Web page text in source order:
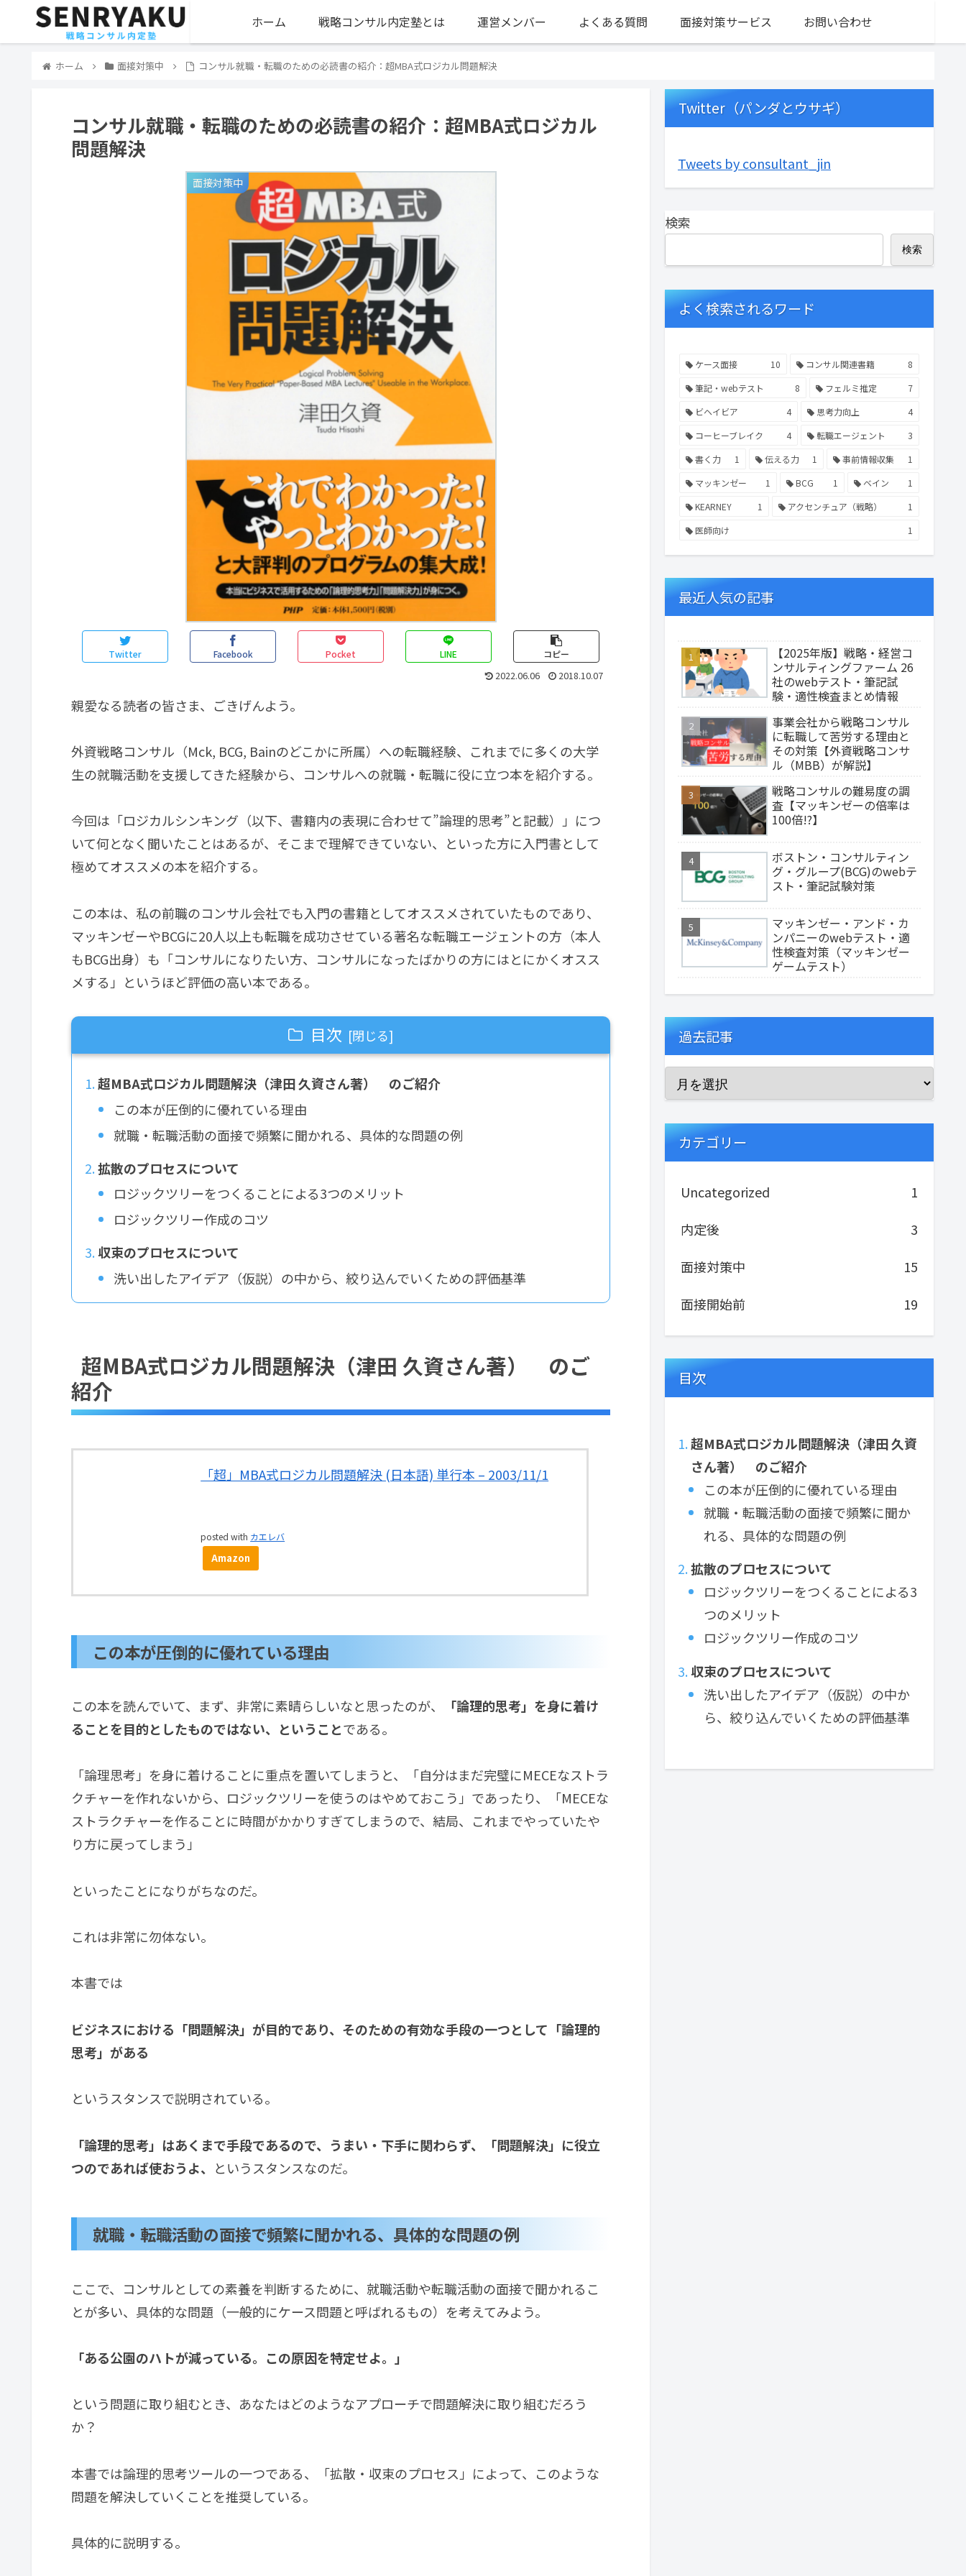
ホーム 戦略コンサル内定塾とは 運営メンバー よくある質問 面接対策サービス お問い合わせ
ホーム 面接対策中 コンサル就職・転職のための必読書の紹介：超MBA式ロジカル問題解決
コンサル就職・転職のための必読書の紹介：超MBA式ロジカル
問題解決
面接対策中
Twitter Facebook Pocket LINE コピー
2022.06.06 2018.10.07
親愛なる読者の皆さま、ごきげんよう。
外資戦略コンサル（Mck, BCG, Bainのどこかに所属）への転職経験、これまでに多くの大学
生の就職活動を支援してきた経験から、コンサルへの就職・転職に役に立つ本を紹介する。
今回は「ロジカルシンキング（以下、書籍内の表現に合わせて”論理的思考”と記載）」につ
いて何となく聞いたことはあるが、そこまで理解できていない、といった方に入門書として
極めてオススメの本を紹介する。
この本は、私の前職のコンサル会社でも入門の書籍としてオススメされていたものであり、
マッキンゼーやBCGに20人以上も転職を成功させている著名な転職エージェントの方（本人
もBCG出身）も「コンサルになりたい方、コンサルになったばかりの方にはとにかくオスス
メする」というほど評価の高い本である。
目次
超MBA式ロジカル問題解決（津田 久資さん著） のご紹介
この本が圧倒的に優れている理由
就職・転職活動の面接で頻繁に聞かれる、具体的な問題の例
拡散のプロセスについて
ロジックツリーをつくることによる3つのメリット
ロジックツリー作成のコツ
収束のプロセスについて
洗い出したアイデア（仮説）の中から、絞り込んでいくための評価基準
超MBA式ロジカル問題解決（津田 久資さん著） のご
紹介
「超」MBA式ロジカル問題解決 (日本語) 単行本 – 2003/11/1
posted with カエレバ
Amazon
この本が圧倒的に優れている理由
この本を読んでいて、まず、非常に素晴らしいなと思ったのが、
「論理的思考」を身に着け
ることを目的としたものではない、ということである。
「論理思考」を身に着けることに重点を置いてしまうと、「自分はまだ完璧にMECEなストラ
クチャーを作れないから、ロジックツリーを使うのはやめておこう」であったり、「MECEな
ストラクチャーを作ることに時間がかかりすぎてしまうので、結局、これまでやっていたや
り方に戻ってしまう」
といったことになりがちなのだ。
これは非常に勿体ない。
本書では
ビジネスにおける「問題解決」が目的であり、そのための有効な手段の一つとして「論理的
思考」がある
というスタンスで説明されている。
「論理的思考」はあくまで手段であるので、うまい・下手に関わらず、「問題解決」に役立
つのであれば使おうよ、 というスタンスなのだ。
就職・転職活動の面接で頻繁に聞かれる、具体的な問題の例
ここで、コンサルとしての素養を判断するために、就職活動や転職活動の面接で聞かれるこ
とが多い、具体的な問題（一般的にケース問題と呼ばれるもの）を考えてみよう。
「ある公園のハトが減っている。この原因を特定せよ。」
という問題に取り組むとき、あなたはどのようなアプローチで問題解決に取り組むだろう
か？
本書では論理的思考ツールの一つである、「拡散・収束のプロセス」によって、このような
問題を解決していくことを推奨している。
具体的に説明する。
Twitter（パンダとウサギ）
Tweets by consultant_jin
検索
検索
よく検索されるワード
ケース面接 10 コンサル関連書籍
8
筆記・webテスト
8 フェルミ推定
7
ビヘイビア
4 思考力向上
4
コーヒーブレイク
4 転職エージェント
3
書く力
1 伝える力 1 事前情報収集
1
マッキンゼー
1 BCG 1 ベイン
1
KEARNEY
1 アクセンチュア（戦略）
1
医師向け
1
最近人気の記事
【2025年版】戦略・経営コ
ンサルティングファーム 26
社のwebテスト・筆記試
験・適性検査まとめ情報
事業会社から戦略コンサル
に転職して苦労する理由と
その対策【外資戦略コンサ
ル（MBB）が解説】
戦略コンサルの難易度の調
査【マッキンゼーの倍率は
100倍!?】
ボストン・コンサルティン
グ・グループ(BCG)のwebテ
スト・筆記試験対策
マッキンゼー・アンド・カ
ンパニーのwebテスト・適
性検査対策（マッキンゼー
ゲームテスト）
過去記事
カテゴリー
Uncategorized
1
内定後
3
面接対策中
15
面接開始前
19
目次
超MBA式ロジカル問題解決（津田 久資
さん著） のご紹介
この本が圧倒的に優れている理由
就職・転職活動の面接で頻繁に聞か
れる、具体的な問題の例
拡散のプロセスについて
ロジックツリーをつくることによる3
つのメリット
ロジックツリー作成のコツ
収束のプロセスについて
洗い出したアイデア（仮説）の中か
ら、絞り込んでいくための評価基準